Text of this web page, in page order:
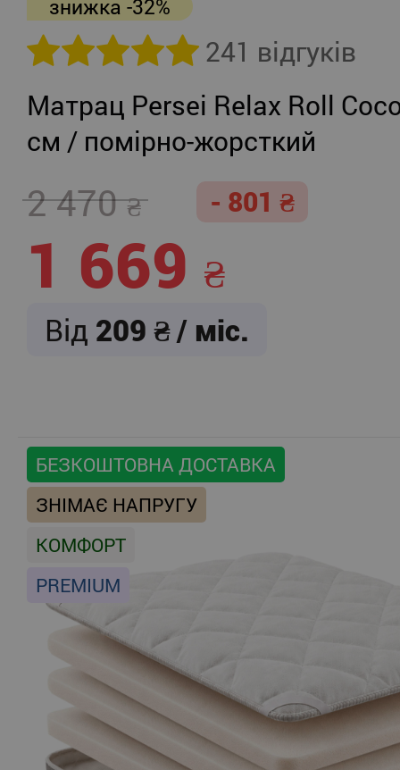
знижка -32%
241 відгуків
Матрац Persei Relax Roll
см / помірно-жорсткий
2 470 - 801
1 669
Від 209 / міс.
БЕЗКОШТОВНА ДОСТАВКА
ЗНІМАЄ НАПРУГУ
КОМФОРТ
PREMIUM